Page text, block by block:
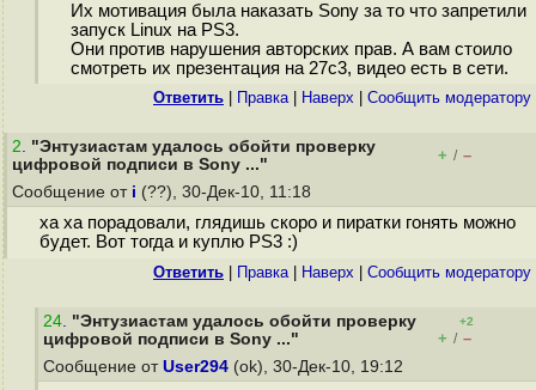
Их мотивация была наказать Sony за то что запретили
запуск Linux на PS3.
Они против нарушения авторских прав. А вам стоило
смотреть их презентация на 27c3, видео есть в сети.
Ответить Правка| Наверх Cообщить модератору
2. "Энтузиастам удалось обойти проверку
цифровой подписи в Sony ..."
+ / –
Сообщение от i (??), 30-Дек-10, 11:18
ха ха порадовали, глядишь скоро и пиратки гонять можно
будет. Вот тогда и куплю PS3 :)
Ответить Правка| Наверх Cообщить модератору
24. "Энтузиастам удалось обойти проверку
цифровой подписи в Sony ..."
+2
+ / –
Сообщение от User294 (ok), 30-Дек-10, 19:12